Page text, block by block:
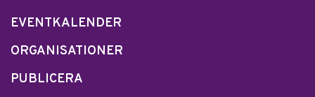
EVENTKALENDER
ORGANISATIONER
PUBLICERA